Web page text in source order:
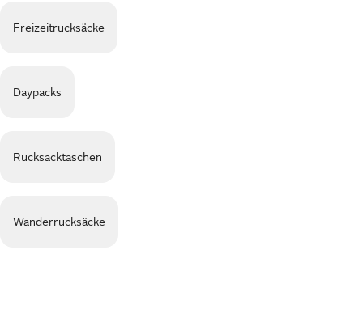
Freizeitrucksäcke
Daypacks
Rucksacktaschen
Wanderrucksäcke